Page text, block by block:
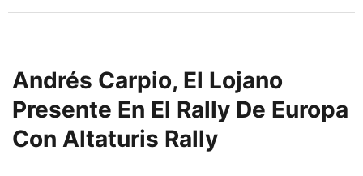
Andrés Carpio, El Lojano
Presente En El Rally De Europa
Con Altaturis Rally